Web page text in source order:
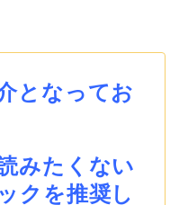
となってお
みたくない
クを推奨し